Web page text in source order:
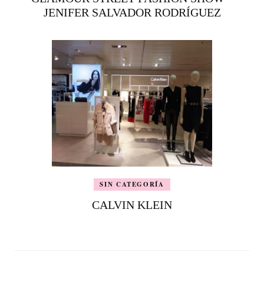
JENIFER SALVADOR RODRÍGUEZ
SIN CATEGORÍA
CALVIN KLEIN